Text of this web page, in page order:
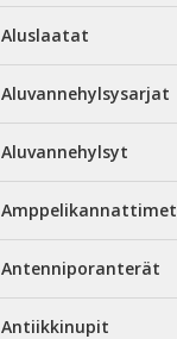
Aluslaatat
Aluvannehylsysarjat
Aluvannehylsyt
Amppelikannattimet
Antenniporanterät
Antiikkinupit